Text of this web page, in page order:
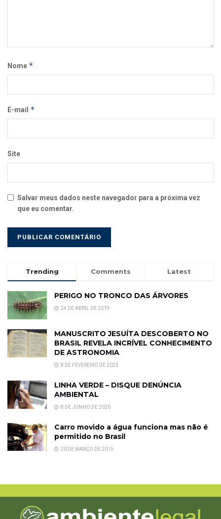
Nome *
E-mail *
Site
Salvar meus dados neste navegador para a próxima vez
que eu comentar.
Trending Comments Latest
PERIGO NO TRONCO DAS ÁRVORES
24 DE ABRIL DE 2019
MANUSCRITO JESUÍTA DESCOBERTO NO
BRASIL REVELA INCRÍVEL CONHECIMENTO
DE ASTRONOMIA
8 DE FEVEREIRO DE 2023
LINHA VERDE – DISQUE DENÚNCIA
AMBIENTAL
8 DE JUNHO DE 2020
Carro movido a água funciona mas não é
permitido no Brasil
20 DE MARÇO DE 2015